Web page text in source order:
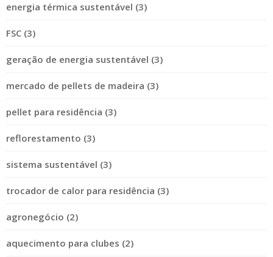
energia térmica sustentável (3)
FSC (3)
geração de energia sustentável (3)
mercado de pellets de madeira (3)
pellet para residência (3)
reflorestamento (3)
sistema sustentável (3)
trocador de calor para residência (3)
agronegócio (2)
aquecimento para clubes (2)